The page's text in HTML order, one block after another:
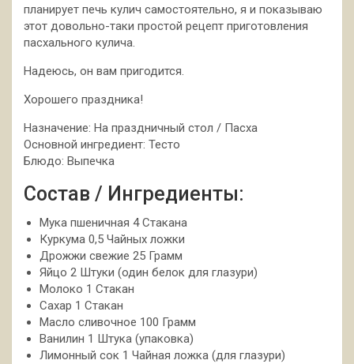
планирует печь кулич самостоятельно, я и показываю
этот довольно-таки простой рецепт приготовления
пасхального кулича.
Надеюсь, он вам пригодится.
Хорошего праздника!
Назначение: На праздничный стол / Пасха
Основной ингредиент: Тесто
Блюдо: Выпечка
Состав / Ингредиенты:
Мука пшеничная 4 Стакана
Куркума 0,5 Чайных ложки
Дрожжи свежие 25 Грамм
Яйцо 2 Штуки (один белок для глазури)
Молоко 1 Стакан
Сахар 1 Стакан
Масло сливочное 100 Грамм
Ванилин 1 Штука (упаковка)
Лимонный сок 1 Чайная ложка (для глазури)